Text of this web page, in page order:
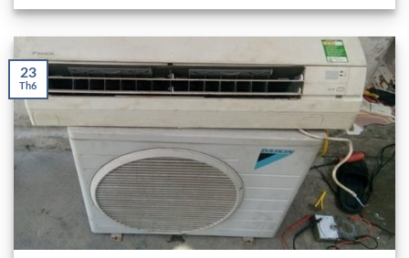
23
Th6